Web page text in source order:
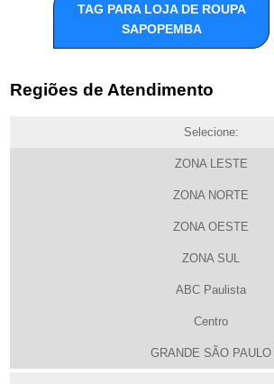
TAG PARA LOJA DE ROUPA
SAPOPEMBA
Regiões de Atendimento
Selecione:
ZONA LESTE
ZONA NORTE
ZONA OESTE
ZONA SUL
ABC Paulista
Centro
GRANDE SÃO PAULO